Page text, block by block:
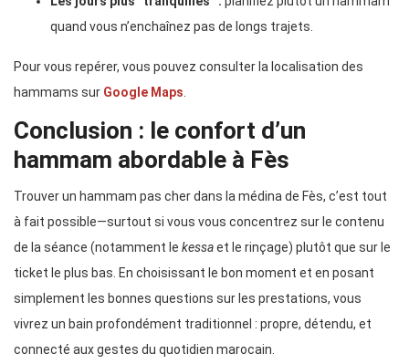
quand vous n’enchaînez pas de longs trajets.
Pour vous repérer, vous pouvez consulter la localisation des
hammams sur Google Maps.
Conclusion : le confort d’un
hammam abordable à Fès
Trouver un hammam pas cher dans la médina de Fès, c’est tout
à fait possible—surtout si vous vous concentrez sur le contenu
de la séance (notamment le kessaet le rinçage) plutôt que sur le
ticket le plus bas. En choisissant le bon moment et en posant
simplement les bonnes questions sur les prestations, vous
vivrez un bain profondément traditionnel : propre, détendu, et
connecté aux gestes du quotidien marocain.